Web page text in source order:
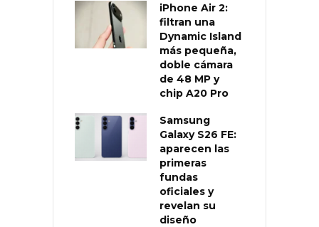
iPhone Air 2:
filtran una
Dynamic Island
más pequeña,
doble cámara
de 48 MP y
chip A20 Pro
Samsung
Galaxy S26 FE:
aparecen las
primeras
fundas
oficiales y
revelan su
diseño